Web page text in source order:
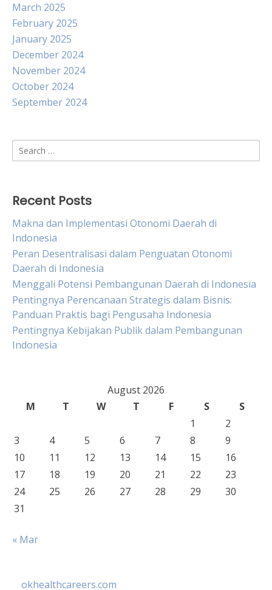
March 2025
February 2025
January 2025
December 2024
November 2024
October 2024
September 2024
Search
for:
Recent Posts
Makna dan Implementasi Otonomi Daerah di
Indonesia
Peran Desentralisasi dalam Penguatan Otonomi
Daerah di Indonesia
Menggali Potensi Pembangunan Daerah di Indonesia
Pentingnya Perencanaan Strategis dalam Bisnis:
Panduan Praktis bagi Pengusaha Indonesia
Pentingnya Kebijakan Publik dalam Pembangunan
Indonesia
August 2026
M
T W T F S
S
1
2
3
4 5 6 7 8
9
10
11 12 13 14 15
16
17
18 19 20 21 22
23
24
25 26 27 28 29
30
31
« Mar
okhealthcareers.com